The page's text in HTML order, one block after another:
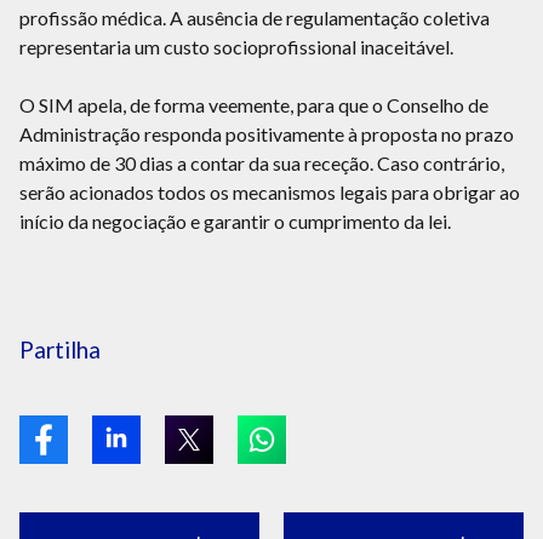
profissão médica. A ausência de regulamentação coletiva
representaria um custo socioprofissional inaceitável.
O SIM apela, de forma veemente, para que o Conselho de
Administração responda positivamente à proposta no prazo
máximo de 30 dias a contar da sua receção. Caso contrário,
serão acionados todos os mecanismos legais para obrigar ao
início da negociação e garantir o cumprimento da lei.
Partilha